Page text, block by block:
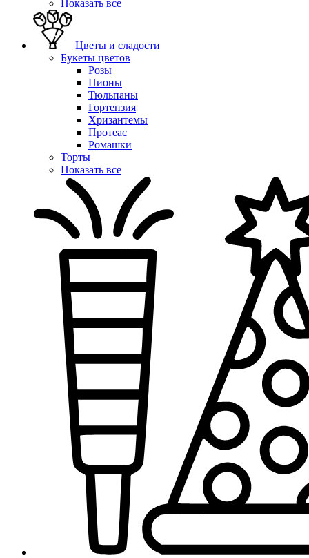
Показать все
Цветы и сладости
Букеты цветов
Розы
Пионы
Тюльпаны
Гортензия
Хризантемы
Протеас
Ромашки
Торты
Показать все